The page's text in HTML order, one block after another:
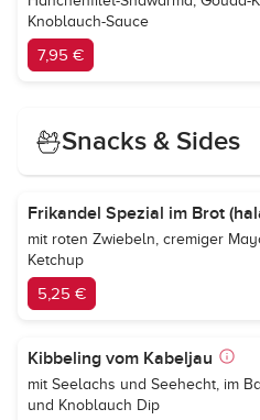
Knoblauch-Sauce
7,95 €
Snacks & Sides
Frikandel Spezial im Brot
mit roten Zwiebeln, cremiger
Ketchup
5,25 €
Kibbeling vom Kabeljau
mit Seelachs und Seehecht, im
und Knoblauch Dip